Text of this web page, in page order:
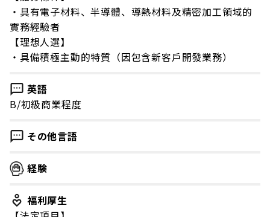
・具有電子材料、半導體、導熱材料及精密加工領域的
實務經驗者
【理想人選】
・具備積極主動的特質（因包含新客戶開發業務）
英語
B/初級商業程度
その他言語
経験
福利厚生